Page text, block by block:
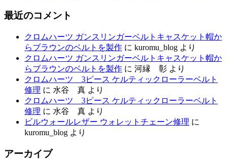
最近のコメント
クロムハーツ ガンスリンガーベルトキャスケット帽か
らブラウンのベルトを製作 に kuromu_blog より
クロムハーツ ガンスリンガーベルトキャスケット帽か
らブラウンのベルトを製作 に 河縁 彰 より
クロムハーツ 3ピース ケルティックローラーベルト
修理 に 水谷 真 より
クロムハーツ 3ピース ケルティックローラーベルト
修理 に 水谷 真 より
ビルウォールレザー ウォレットチェーン修理 に
kuromu_blog より
アーカイブ